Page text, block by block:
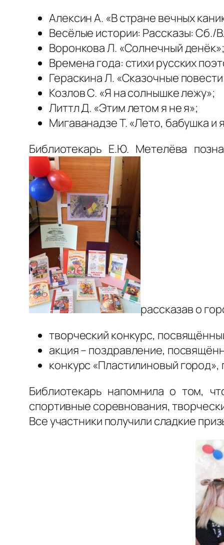
Алексин А. «В стране вечных
Весёлые истории: Рассказы: Сб./
Воронкова Л. «Солнечный денёк»;
Времена года: стихи русских
Гераскина Л. «Сказочные
Козлов С. «Я на солнышке лежу»;
Литтл Д. «Этим летом я не я»;
Мигаванадзе Т. «Лето, бабушка и
Библиотекарь Е.Ю. Метелёва
рассказав о
творческий конкурс,
акция – поздравление,
конкурс «Пластилиновый
Библиотекарь напомнила о том,
спортивные соревнования,
Все участники получили сладкие